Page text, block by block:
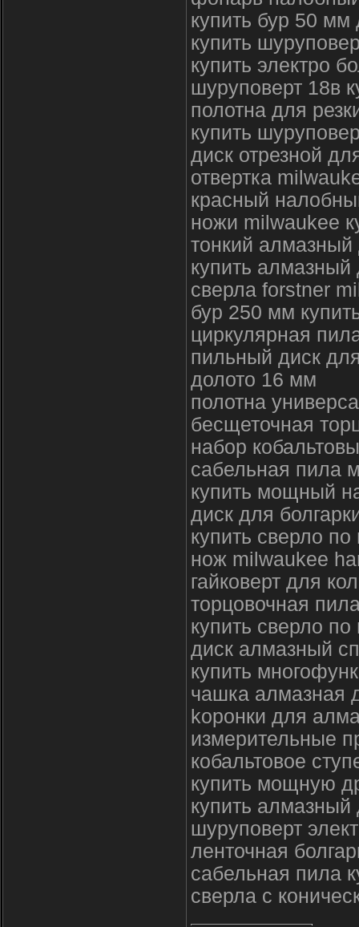
купить бур 50
купить
купить электро
шуруповерт 18в
полотна для
купить
диск отрезной
отвертка
красный
ножи milwaukee
тонкий алмазный
купить алмазный
сверла forstner
бур 250 мм
циркулярная
пильный диск
долото 16 мм
полотна
бесщеточная
набор
сабельная пила
купить мощный
диск для
купить сверло
нож milwaukee
гайковерт для
торцовочная
купить сверло
диск алмазный
купить
чашка алмазная
kopoнки для
измерительные
кобальтовое
купить мощную
купить алмазный
шуруповерт
ленточная
сабельная пила
сверла с